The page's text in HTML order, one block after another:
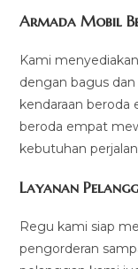
Armada Mobil
Kami
dengan bagus
kendaraan beroda
beroda empat
kebutuhan
Layanan
Regu kami siap
pengorderan